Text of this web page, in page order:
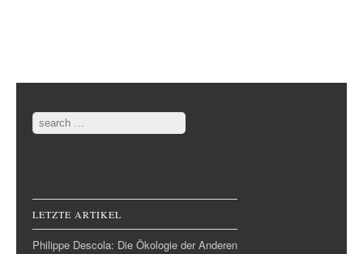
Post navigation
Search
LETZTE ARTIKEL
Philippe Descola: Die Ökologie der Anderen